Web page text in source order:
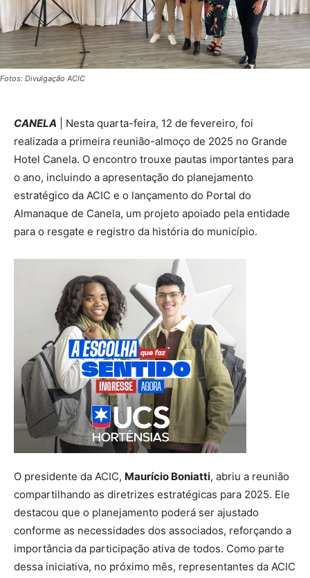
Fotos: Divulgação ACIC
CANELA | Nesta quarta-feira, 12 de fevereiro, foi
realizada a primeira reunião-almoço de 2025 no Grande
Hotel Canela. O encontro trouxe pautas importantes para
o ano, incluindo a apresentação do planejamento
estratégico da ACIC e o lançamento do Portal do
Almanaque de Canela, um projeto apoiado pela entidade
para o resgate e registro da história do município.
O presidente da ACIC, Maurício Boniatti, abriu a reunião
compartilhando as diretrizes estratégicas para 2025. Ele
destacou que o planejamento poderá ser ajustado
conforme as necessidades dos associados, reforçando a
importância da participação ativa de todos. Como parte
dessa iniciativa, no próximo mês, representantes da ACIC